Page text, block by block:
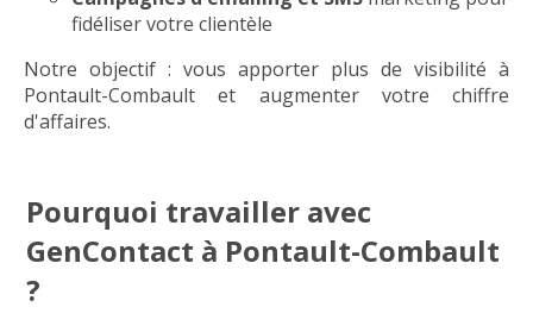
fidéliser votre clientèle
Notre objectif : vous apporter plus de visibilité à
Pontault-Combault et augmenter votre chiffre
d'affaires.
Pourquoi travailler avec
GenContact à Pontault-Combault
?